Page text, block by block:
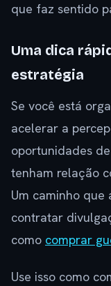
que faz sentido
Uma dica
estratégia
Se você está
acelerar a
oportunidades
tenham relação
Um caminho que
contratar
como comprar
Use isso como